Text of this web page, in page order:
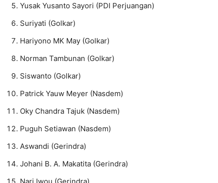
Yusak Yusanto Sayori (PDI Perjuangan)
Suriyati (Golkar)
Hariyono MK May (Golkar)
Norman Tambunan (Golkar)
Siswanto (Golkar)
Patrick Yauw Meyer (Nasdem)
Oky Chandra Tajuk (Nasdem)
Puguh Setiawan (Nasdem)
Aswandi (Gerindra)
Johani B. A. Makatita (Gerindra)